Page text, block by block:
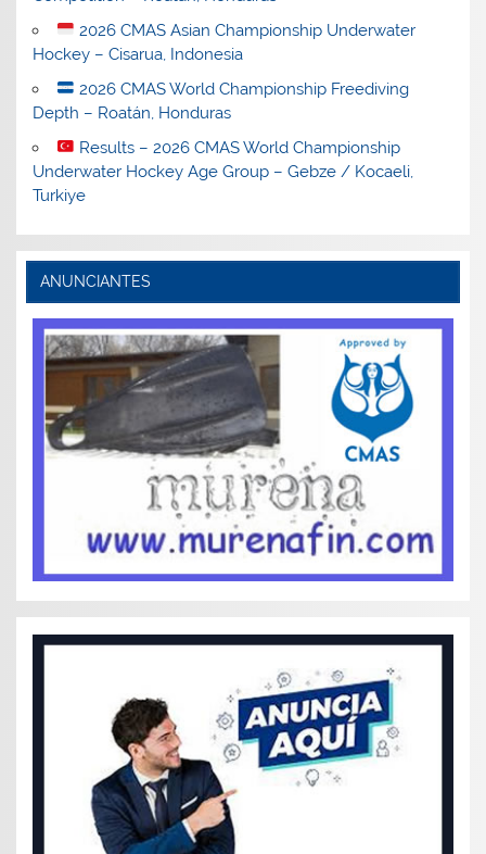
2026 CMAS Asian Championship Underwater
Hockey – Cisarua, Indonesia
2026 CMAS World Championship Freediving
Depth – Roatán, Honduras
Results – 2026 CMAS World Championship
Underwater Hockey Age Group – Gebze / Kocaeli,
Turkiye
ANUNCIANTES